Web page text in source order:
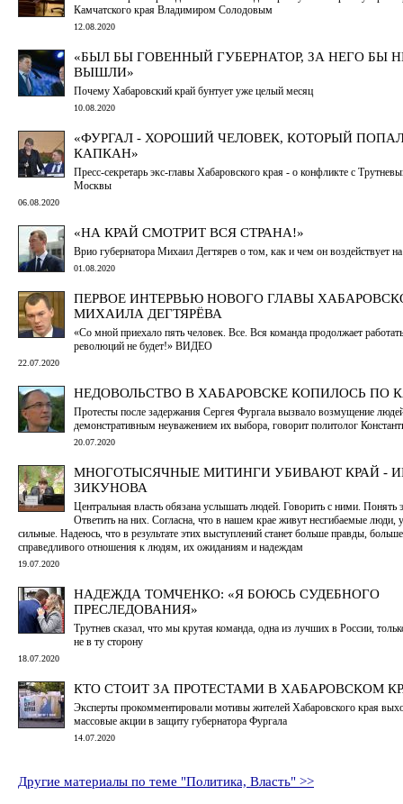
Камчатского края Владимиром Солодовым
12.08.2020
«БЫЛ БЫ ГОВЕННЫЙ ГУБЕРНАТОР, ЗА НЕГО БЫ
ВЫШЛИ»
Почему Хабаровский край бунтует уже целый месяц
10.08.2020
«ФУРГАЛ - ХОРОШИЙ ЧЕЛОВЕК, КОТОРЫЙ
КАПКАН»
Пресс-секретарь экс-главы Хабаровского края - о конфликте с
Москвы
06.08.2020
«НА КРАЙ СМОТРИТ ВСЯ СТРАНА!»
Врио губернатора Михаил Дегтярев о том, как и чем он воздействует
01.08.2020
ПЕРВОЕ ИНТЕРВЬЮ НОВОГО ГЛАВЫ
МИХАИЛА ДЕГТЯРЁВА
«Со мной приехало пять человек. Все. Вся команда продолжает
революций не будет!» ВИДЕО
22.07.2020
НЕДОВОЛЬСТВО В ХАБАРОВСКЕ КОПИЛОСЬ ПО
Протесты после задержания Сергея Фургала вызвало возмущение
демонстративным неуважением их выбора, говорит политолог
20.07.2020
МНОГОТЫСЯЧНЫЕ МИТИНГИ УБИВАЮТ КРАЙ -
ЗИКУНОВА
Центральная власть обязана услышать людей. Говорить с ними. Понять
Ответить на них. Согласна, что в нашем крае живут несгибаемые люди,
сильные. Надеюсь, что в результате этих выступлений станет больше правды,
справедливого отношения к людям, их ожиданиям и надеждам
19.07.2020
НАДЕЖДА ТОМЧЕНКО: «Я БОЮСЬ СУДЕБНОГО
ПРЕСЛЕДОВАНИЯ»
Трутнев сказал, что мы крутая команда, одна из лучших в России,
не в ту сторону
18.07.2020
КТО СТОИТ ЗА ПРОТЕСТАМИ В ХАБАРОВСКОМ
Эксперты прокомментировали мотивы жителей Хабаровского края
массовые акции в защиту губернатора Фургала
14.07.2020
Другие материалы по теме "Политика, Власть" >>